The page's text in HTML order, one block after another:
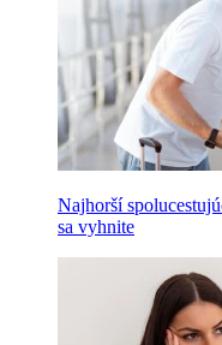
Najhorší
sa vyhnite